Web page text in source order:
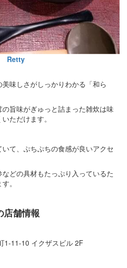
Retty
味しさがしっかりわかる「和ら
旨味がぎゅっと詰まった雑炊は味
ただけます。
て、ぷちぷちの食感が良いアクセ
どの具材もたっぷり入っているた
。
店舗情報
1-11-10 イクザスビル 2F